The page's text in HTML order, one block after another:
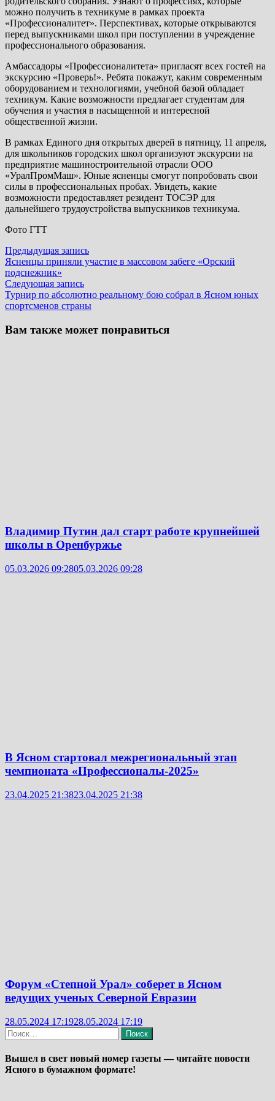
можно получить в техникуме в рамках проекта
«Профессионалитет». Перспективах, которые открываются
перед выпускниками школ при поступлении в учреждение
профессионального образования.
Амбассадоры «Профессионалитета» пригласят всех гостей на
экскурсию «Проверь!». Ребята покажут, каким современным
оборудованием и технологиями, учебной базой обладает
техникум. Какие возможности предлагает студентам для
обучения и участия в насыщенной и интересной
общественной жизни.
В рамках Единого дня открытых дверей в пятницу, 11 апреля,
для школьников городских школ организуют экскурсии на
предприятие машиностроительной отрасли ООО
«УралПромМаш». Юные ясненцы смогут попробовать свои
силы в профессиональных пробах. Увидеть, какие
возможности предоставляет резидент ТОСЭР для
дальнейшего трудоустройства выпускников техникума.
Фото ГТТ
Навигация
по
записям
Предыдущая записьПредыдущая
запись:
Ясненцы приняли участие в массовом забеге «Орский
подснежник»
Следующая записьСледующая
запись:
Турнир по абсолютно реальному бою собрал в Ясном юных
спортсменов страны
Вам также может понравиться
Владимир Путин дал старт работе крупнейшей
школы в Оренбуржье
05.03.2026 09:2805.03.2026 09:28
В Ясном стартовал межрегиональный этап
чемпионата «Профессионалы-2025»
23.04.2025 21:3823.04.2025 21:38
Форум «Степной Урал» соберет в Ясном
ведущих ученых Северной Евразии
28.05.2024 17:1928.05.2024 17:19
Найти:
Вышел в свет новый номер газеты — читайте новости
Ясного в бумажном формате!